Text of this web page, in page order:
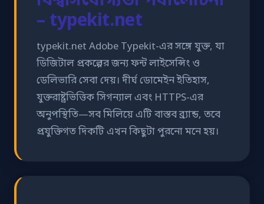
– typekit.net
typekit.net Adobe Typekit-এর সঙ্গে যুক্ত, যা
ডিজিটাল প্রকল্পের জন্য ফন্ট লাইসেন্সিং ও
ডেলিভারি সেবা দেয়। দীর্ঘ ডোমেইন ইতিহাস,
যুক্তরাষ্ট্রভিত্তিক সিগন্যাল এবং HTTPS-এর
অনুপস্থিতি—সব মিলিয়ে এটি বাস্তব ব্র্যান্ড, তবে
প্রযুক্তিগত দিকটি এখন কিছুটা পুরনো মনে হয়।